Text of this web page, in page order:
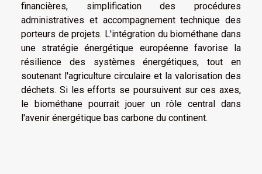
financières, simplification des procédures
administratives et accompagnement technique des
porteurs de projets. L'intégration du biométhane dans
une stratégie énergétique européenne favorise la
résilience des systèmes énergétiques, tout en
soutenant l'agriculture circulaire et la valorisation des
déchets. Si les efforts se poursuivent sur ces axes,
le biométhane pourrait jouer un rôle central dans
l'avenir énergétique bas carbone du continent.